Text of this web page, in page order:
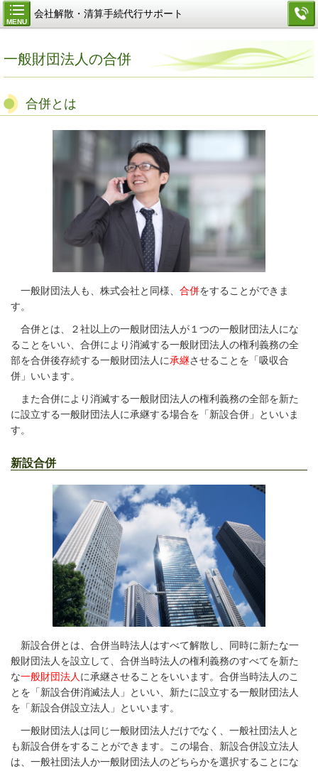
MENU
会社解散・清算手続代行サポート
一般財団法人の合併
合併とは
一般財団法人も、株式会社と同様、 合併をすることができま
す。
合併とは、２社以上の一般財団法人が１つの一般財団法人にな
ることをいい、合併により消滅する一般財団法人の権利義務の全
部を合併後存続する一般財団法人に承継させることを「吸収合
併」いいます。
また合併により消滅する一般財団法人の権利義務の全部を新た
に設立する一般財団法人に承継する場合を「新設合併」といいま
す。
新設合併
新設合併とは、合併当時法人はすべて解散し、同時に新たな一
般財団法人を設立して、合併当時法人の権利義務のすべてを新た
な一般財団法人に承継させることをいいます。合併当時法人のこ
とを「新設合併消滅法人」といい、新たに設立する一般財団法人
を「新設合併設立法人」といいます。
一般財団法人は同じ一般財団法人だけでなく、一般社団法人と
も新設合併をすることができます。この場合、新設合併設立法人
は、一般社団法人か一般財団法人のどちらかを選択することにな